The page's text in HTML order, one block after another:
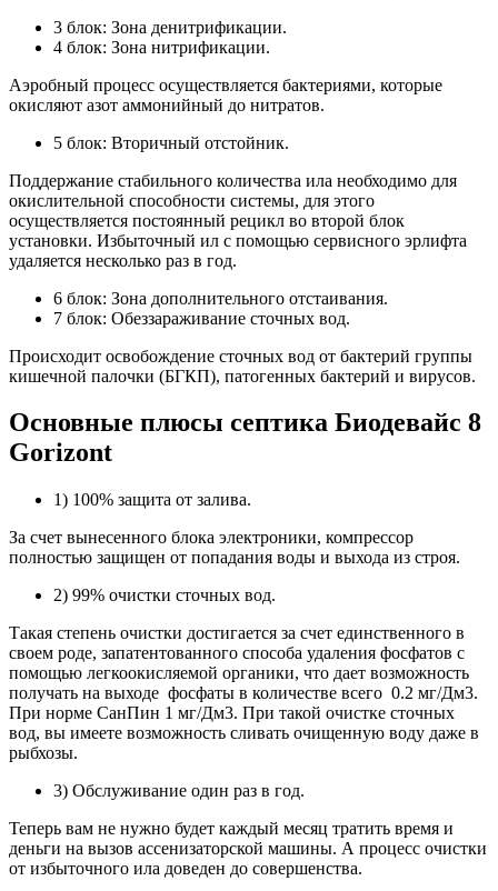
3 блок: Зона денитрификации.
4 блок: Зона нитрификации.
Аэробный процесс осуществляется бактериями, которые
окисляют азот аммонийный до нитратов.
5 блок: Вторичный отстойник.
Поддержание стабильного количества ила необходимо для
окислительной способности системы, для этого
осуществляется постоянный рецикл во второй блок
установки. Избыточный ил с помощью сервисного эрлифта
удаляется несколько раз в год.
6 блок: Зона дополнительного отстаивания.
7 блок: Обеззараживание сточных вод.
Происходит освобождение сточных вод от бактерий группы
кишечной палочки (БГКП), патогенных бактерий и вирусов.
Основные плюсы септика Биодевайс 8
Gorizont
1) 100% защита от залива.
За счет вынесенного блока электроники, компрессор
полностью защищен от попадания воды и выхода из строя.
2) 99% очистки сточных вод.
Такая степень очистки достигается за счет единственного в
своем роде, запатентованного способа удаления фосфатов с
помощью легкоокисляемой органики, что дает возможность
получать на выходе фосфаты в количестве всего 0.2 мг/Дм3.
При норме СанПин 1 мг/Дм3. При такой очистке сточных
вод, вы имеете возможность сливать очищенную воду даже в
рыбхозы.
3) Обслуживание один раз в год.
Теперь вам не нужно будет каждый месяц тратить время и
деньги на вызов ассенизаторской машины. А процесс очистки
от избыточного ила доведен до совершенства.